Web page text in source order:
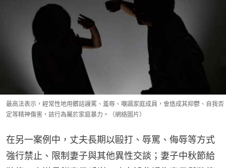
最高法表示，經常性地用髒話謾罵、羞辱、嘲諷家庭成員，會造成其抑鬱、自我否
定等精神傷害，該行為屬於家庭暴力。（網絡圖片）
在另一案例中，丈夫長期以毆打、辱罵、侮辱等方式
強行禁止、限制妻子與其他異性交談；妻子中秋節給